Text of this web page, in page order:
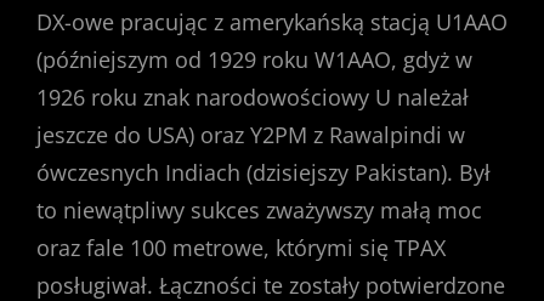
DX-owe pracując z amerykańską stacją U1AAO
(późniejszym od 1929 roku W1AAO, gdyż w
1926 roku znak narodowościowy U należał
jeszcze do USA) oraz Y2PM z Rawalpindi w
ówczesnych Indiach (dzisiejszy Pakistan). Był
to niewątpliwy sukces zważywszy małą moc
oraz fale 100 metrowe, którymi się TPAX
posługiwał. Łączności te zostały potwierdzone